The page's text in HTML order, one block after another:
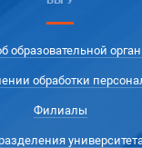
образовательной
обработки
Филиалы